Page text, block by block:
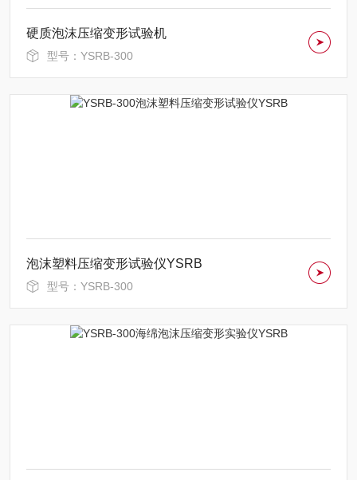
硬质泡沫压缩变形试验机
型号：YSRB-300
泡沫塑料压缩变形试验仪YSRB
型号：YSRB-300